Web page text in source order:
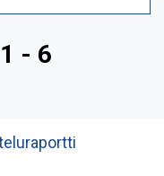
1 - 6